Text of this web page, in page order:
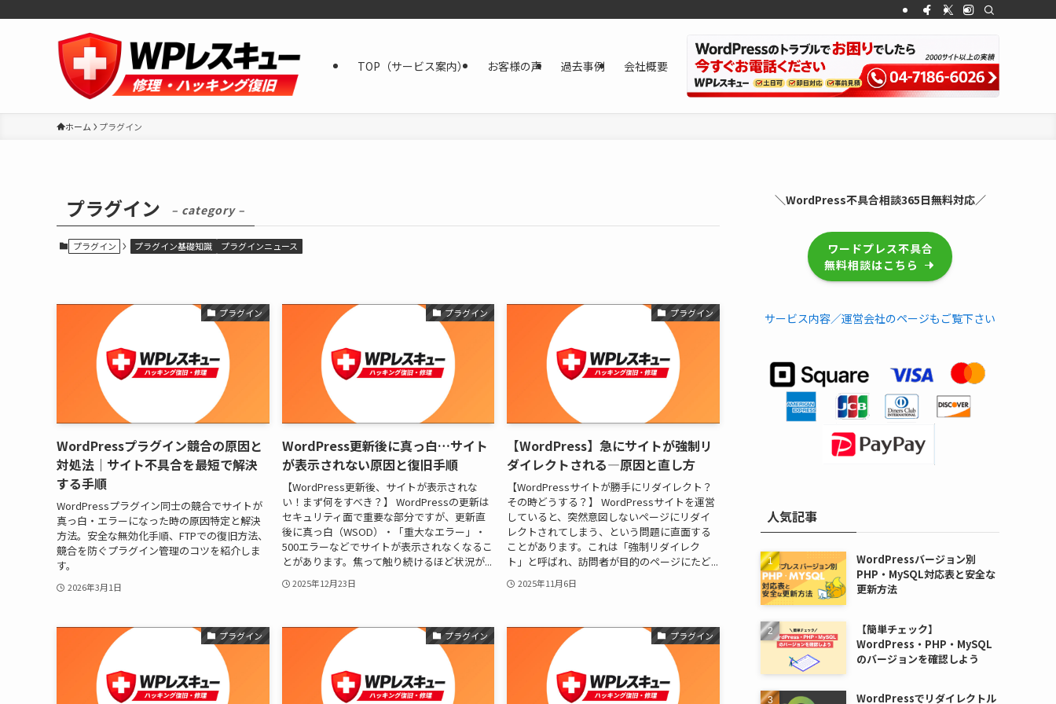
TOP（サービス案内） お客様の声 過去事例 会社概要
ホーム プラグイン
プラグイン – category –
プラグイン プラグイン基礎知識 プラグインニュース
プラグイン
WordPressプラグイン競合の原因と
対処法｜サイト不具合を最短で解決
する手順
WordPressプラグイン同士の競合でサイトが
真っ白・エラーになった時の原因特定と解決
方法。安全な無効化手順、FTPでの復旧方法、
競合を防ぐプラグイン管理のコツを紹介しま
す。
2026年3月1日
プラグイン
WordPress更新後に真っ白…サイト
が表示されない原因と復旧手順
【WordPress更新後、サイトが表示されな
い！まず何をすべき？】 WordPressの更新は
セキュリティ面で重要な部分ですが、更新直
後に真っ白（WSOD）・「重大なエラー」・
500エラーなどでサイトが表示されなくなるこ
とがあります。焦って触り続けるほど状況が...
2025年12月23日
プラグイン
【WordPress】急にサイトが強制リ
ダイレクトされる―原因と直し方
【WordPressサイトが勝手にリダイレクト？
その時どうする？】 WordPressサイトを運営
していると、突然意図しないページにリダイ
レクトされてしまう、という問題に直面する
ことがあります。これは「強制リダイレク
ト」と呼ばれ、訪問者が目的のページにたど...
2025年11月6日
プラグイン プラグイン プラグイン
＼WordPress不具合相談365日無料対応／
ワードプレス不具合
無料相談はこちら
サービス内容／運営会社のページもご覧下さい
人気記事
WordPressバージョン別
PHP・MySQL対応表と安全な
更新方法
【簡単チェック】
WordPress・PHP・MySQL
のバージョンを確認しよう
WordPressでリダイレクトル